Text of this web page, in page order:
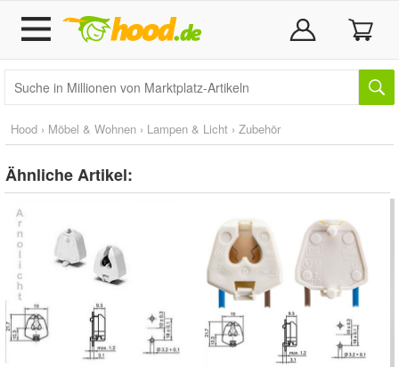
Hood › Möbel & Wohnen › Lampen & Licht › Zubehör
Ähnliche Artikel: